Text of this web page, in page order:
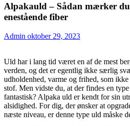
Alpakauld – Sådan mærker
enestående fiber
Admin oktober 29, 2023
Uld har i lang tid været en af de mest
verden, og det er egentlig ikke særlig
udholdenhed, varme og frihed, som
stof. Men vidste du, at der findes en
fantastisk? Alpaka uld er kendt for sin
alsidighed. For dig, der ønsker at
næste niveau, er denne type uld måske